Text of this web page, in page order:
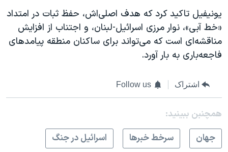
یونیفیل تاکید کرد که هدف اصلی‌اش، حفظ ثبات در امتداد
«خط آبی»، نوار مرزی اسرائیل-لبنان، و اجتناب از افزایش
مناقشه‌ای است که می‌تواند برای ساکنان منطقه پیامدهای
فاجعه‌باری به بار آورد.
اشتراک Follow us
همچنبن ببینید:
جهان
سرخط خبرها اسرائیل در جنگ